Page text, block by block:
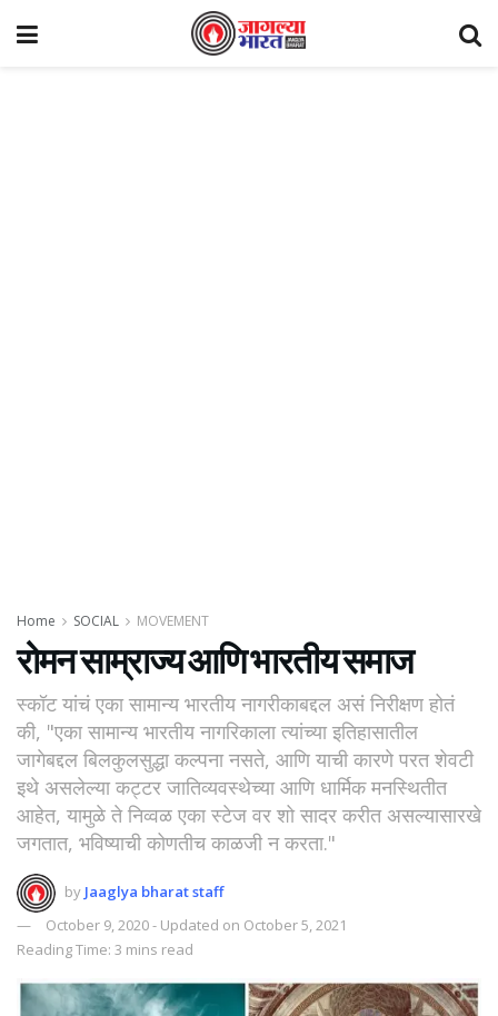
Home SOCIAL MOVEMENT
रोमन साम्राज्य आणि भारतीय समाज
स्कॉट यांचं एका सामान्य भारतीय नागरीकाबद्दल असं निरीक्षण होतं
की, "एका सामान्य भारतीय नागरिकाला त्यांच्या इतिहासातील
जागेबद्दल बिलकुलसुद्धा कल्पना नसते, आणि याची कारणे परत शेवटी
इथे असलेल्या कट्टर जातिव्यवस्थेच्या आणि धार्मिक मनस्थितीत
आहेत, यामुळे ते निव्वळ एका स्टेज वर शो सादर करीत असल्यासारखे
जगतात, भविष्याची कोणतीच काळजी न करता."
by Jaaglya bharat staff
October 9, 2020 - Updated on October 5, 2021
Reading Time: 3 mins read